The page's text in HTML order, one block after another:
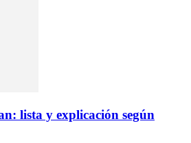
lista y explicación según